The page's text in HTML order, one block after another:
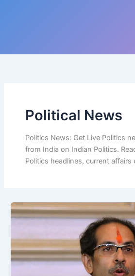
Political News
Politics News: Get Live Politics
from India on Indian Politics.
Politics headlines, current affairs